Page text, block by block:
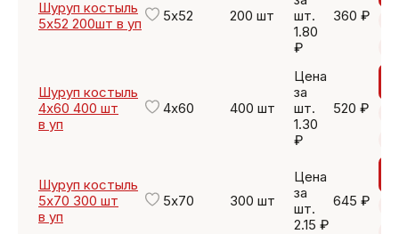
Шуруп костыль
5х52 200шт в уп
5х52 200 шт
шт.
1.80
₽
360 ₽
Шуруп костыль
4х60 400 шт
в уп
4х60 400 шт
Цена
за
шт.
1.30
₽
520 ₽
Шуруп костыль
5х70 300 шт
в уп
5х70 300 шт
Цена
за
шт.
2.15 ₽
645 ₽